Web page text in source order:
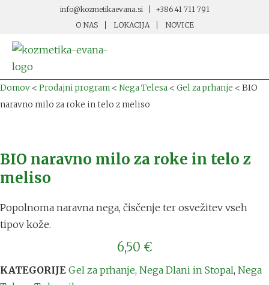
info@kozmetikaevana.si
+386 41 711 791
O NAS
LOKACIJA NOVICE
Domov < Prodajni program < Nega Telesa < Gel za prhanje < BIO
naravno milo za roke in telo z meliso
BIO naravno milo za roke in telo z
meliso
Popolnoma naravna nega, čisčenje ter osvežitev vseh
tipov kože.
6,50 €
KATEGORIJE Gel za prhanje, Nega Dlani in Stopal, Nega